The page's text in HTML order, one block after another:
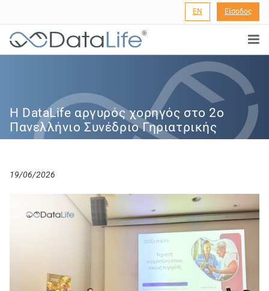
EN Είσοδος
®
Η DataLife αργυρός χορηγός στο 2ο
Πανελλήνιο Συνέδριο Γηριατρικής
19/06/2026